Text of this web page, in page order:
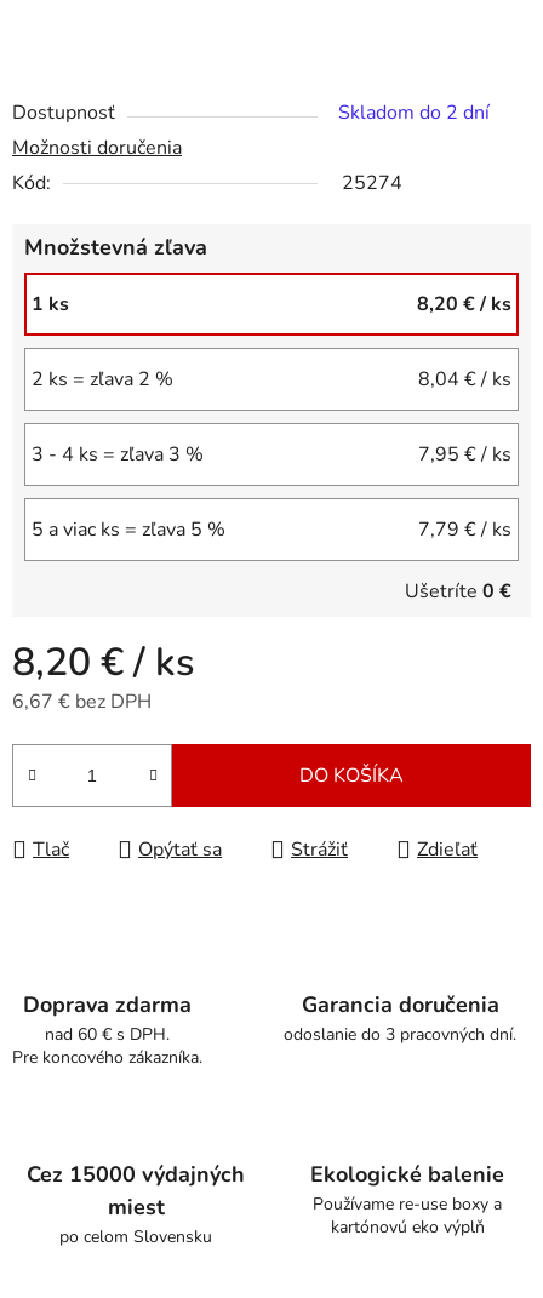
Dostupnosť
Skladom do 2 dní
Možnosti doručenia
Kód:
25274
Množstevná zľava
1 ks 8,20 €/ ks
2 ks = zľava 2 % 8,04 €/ ks
3 - 4 ks = zľava 3 % 7,95 €/ ks
5 a viac ks = zľava 5 % 7,79 €/ ks
Ušetríte 0 €
8,20 €/ ks
6,67 € bez DPH
Jednotková cena:
DO KOŠÍKA
Tlač Opýtať sa Strážiť Zdieľať
Doprava zdarma
nad 60 € s DPH.
Pre koncového zákazníka.
Garancia doručenia
odoslanie do 3 pracovných dní.
Cez 15000 výdajných
miest
po celom Slovensku
Ekologické balenie
Používame re-use boxy a
kartónovú eko výplň